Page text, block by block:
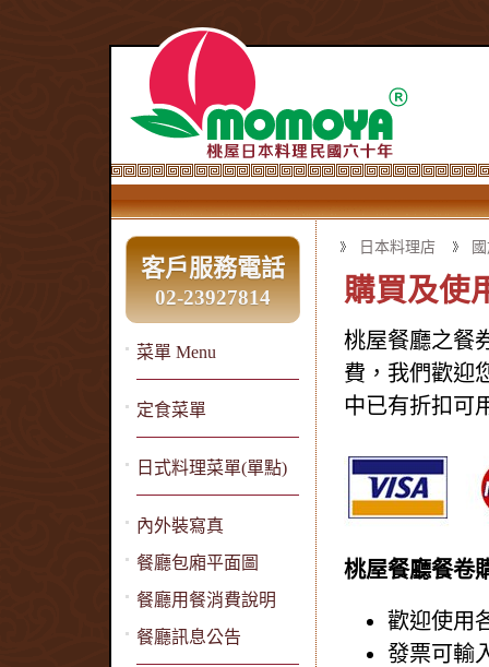
客戶服務電話
02-23927814
菜單 Menu
定食菜單
日式料理菜單(單點)
內外裝寫真
餐廳包廂平面圖
餐廳用餐消費說明
餐廳訊息公告
日本料理店
購買及使
桃屋餐廳之餐
費，我們歡迎
中已有折扣可
桃屋餐廳餐卷
歡迎使用
發票可輸